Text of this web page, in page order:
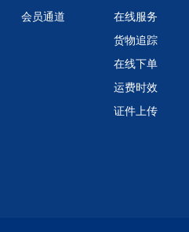
会员通道
在线服务
货物追踪
在线下单
运费时效
证件上传